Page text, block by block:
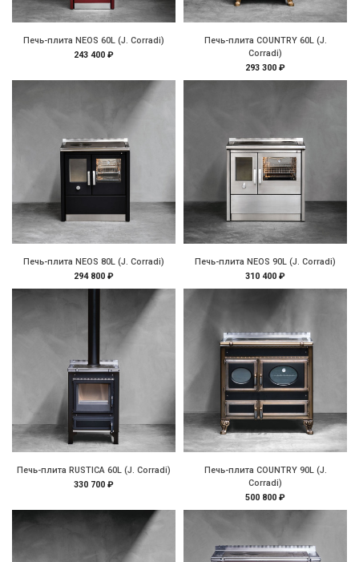
Печь-плита NEOS 60L (J. Corradi)
243 400 ₽
Печь-плита COUNTRY 60L (J.
Corradi)
293 300 ₽
Печь-плита NEOS 80L (J. Corradi)
294 800 ₽
Печь-плита NEOS 90L (J. Corradi)
310 400 ₽
Печь-плита RUSTICA 60L (J. Corradi)
330 700 ₽
Печь-плита COUNTRY 90L (J.
Corradi)
500 800 ₽